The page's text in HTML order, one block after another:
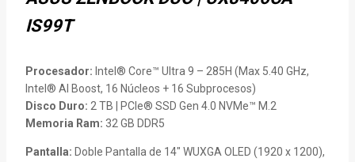
IS99T
Procesador: Intel® Core™ Ultra 9 – 285H (Max 5.40 GHz,
Intel® AI Boost, 16 Núcleos + 16 Subprocesos)
Disco Duro: 2 TB | PCIe® SSD Gen 4.0 NVMe™ M.2
Memoria Ram: 32 GB DDR5
Pantalla: Doble Pantalla de 14″ WUXGA OLED (1920 x 1200),